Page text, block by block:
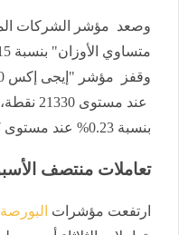
عند
بنسبة 0.23% عند مستوى 5707 نقاط.
تعاملات منتصف
ارتفعت مؤشرات